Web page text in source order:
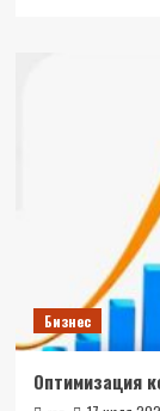
Бизнес
Оптимизация